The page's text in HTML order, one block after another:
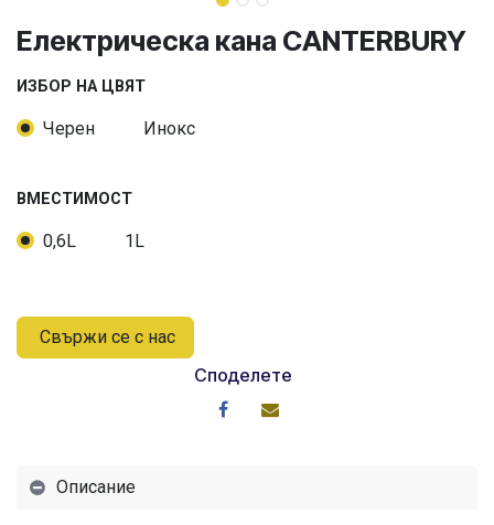
Електрическа кана CANTERBURY
ИЗБОР НА ЦВЯТ
Черен Инокс
ВМЕСТИМОСТ
0,6L 1L
Свържи се с нас
Споделете
Описание